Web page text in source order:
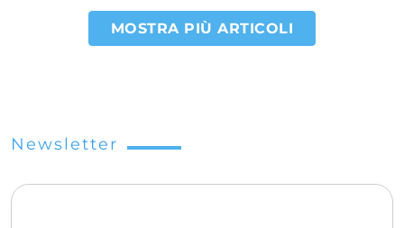
PaginazioneMOSTRA PIÙ ARTICOLI
Newsletter